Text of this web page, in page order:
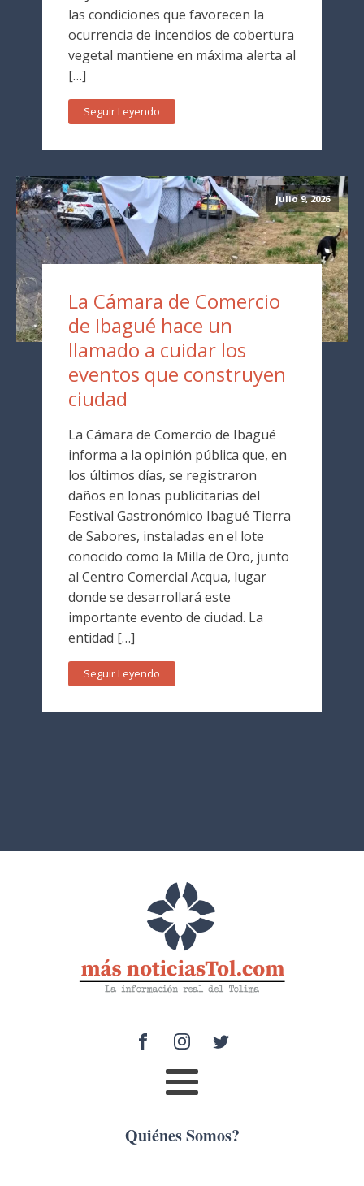
las condiciones que favorecen la
ocurrencia de incendios de cobertura
vegetal mantiene en máxima alerta al
[…]
Seguir Leyendo
julio 9, 2026
La Cámara de Comercio
de Ibagué hace un
llamado a cuidar los
eventos que construyen
ciudad
La Cámara de Comercio de Ibagué
informa a la opinión pública que, en
los últimos días, se registraron
daños en lonas publicitarias del
Festival Gastronómico Ibagué Tierra
de Sabores, instaladas en el lote
conocido como la Milla de Oro, junto
al Centro Comercial Acqua, lugar
donde se desarrollará este
importante evento de ciudad. La
entidad […]
Seguir Leyendo
Quiénes Somos?